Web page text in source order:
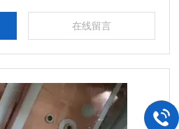
西门子8PT配电产品
在线留言